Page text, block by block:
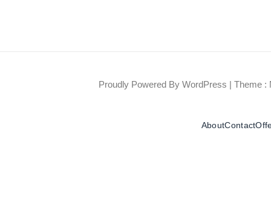
Proudly Powered By WordPress | Theme :
AboutContact